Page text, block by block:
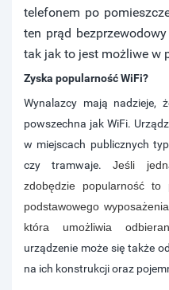
telefonem po
ten prąd
tak jak to jest możliwe w
Zyska popularność WiFi?
Wynalazcy mają nadzieje,
powszechna jak WiFi.
w miejscach publicznych
czy tramwaje. Jeśli
zdobędzie popularność
podstawowego
która umożliwia
urządzenie może się także
na ich konstrukcji oraz